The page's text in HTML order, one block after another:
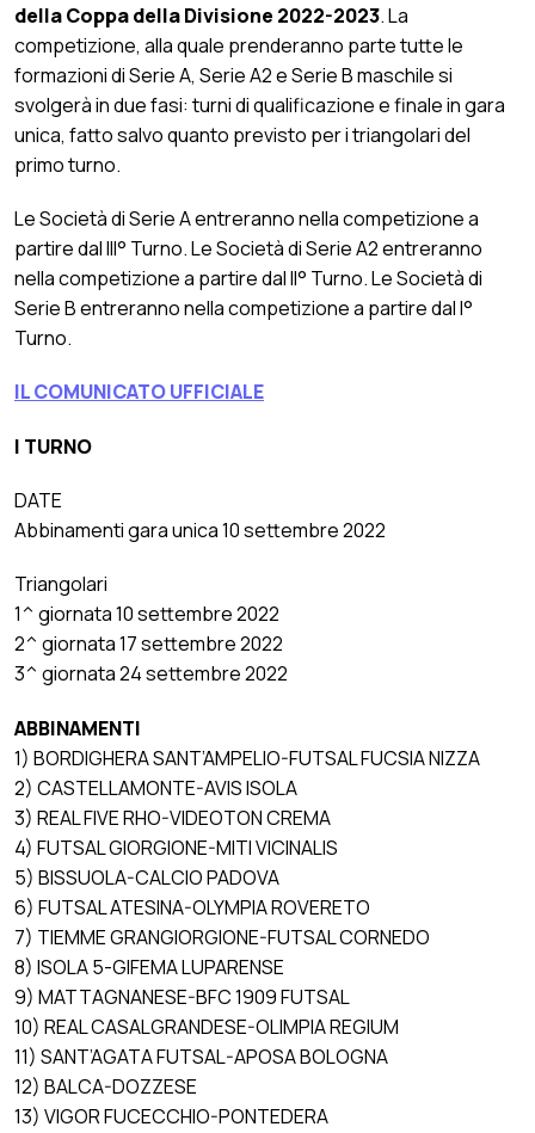
della Coppa della Divisione 2022-2023. La
competizione, alla quale prenderanno parte tutte le
formazioni di Serie A, Serie A2 e Serie B maschile si
svolgerà in due fasi: turni di qualificazione e finale in gara
unica, fatto salvo quanto previsto per i triangolari del
primo turno.
Le Società di Serie A entreranno nella competizione a
partire dal III° Turno. Le Società di Serie A2 entreranno
nella competizione a partire dal II° Turno. Le Società di
Serie B entreranno nella competizione a partire dal I°
Turno.
IL COMUNICATO UFFICIALE
I TURNO
DATE
Abbinamenti gara unica 10 settembre 2022
Triangolari
1^ giornata 10 settembre 2022
2^ giornata 17 settembre 2022
3^ giornata 24 settembre 2022
ABBINAMENTI
1) BORDIGHERA SANT’AMPELIO-FUTSAL FUCSIA NIZZA
2) CASTELLAMONTE-AVIS ISOLA
3) REAL FIVE RHO-VIDEOTON CREMA
4) FUTSAL GIORGIONE-MITI VICINALIS
5) BISSUOLA-CALCIO PADOVA
6) FUTSAL ATESINA-OLYMPIA ROVERETO
7) TIEMME GRANGIORGIONE-FUTSAL CORNEDO
8) ISOLA 5-GIFEMA LUPARENSE
9) MATTAGNANESE-BFC 1909 FUTSAL
10) REAL CASALGRANDESE-OLIMPIA REGIUM
11) SANT’AGATA FUTSAL-APOSA BOLOGNA
12) BALCA-DOZZESE
13) VIGOR FUCECCHIO-PONTEDERA